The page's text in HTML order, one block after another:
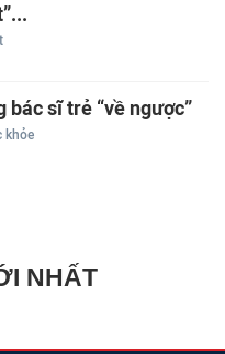
bác sĩ trẻ “về ngược”
khỏe
NHẤT